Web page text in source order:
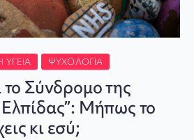
ΥΓΕΊΑ ΨΥΧΟΛΟΓΊΑ
το Σύνδρομο της
Ελπίδας”: Μήπως το
κι εσύ;